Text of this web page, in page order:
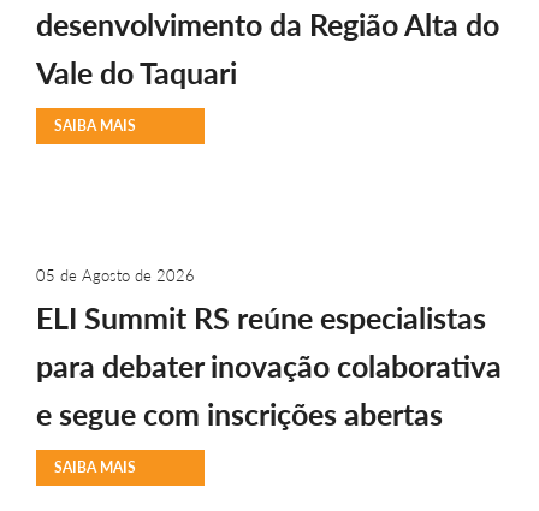
desenvolvimento da Região Alta do
Vale do Taquari
SAIBA MAIS
05 de Agosto de 2026
ELI Summit RS reúne especialistas
para debater inovação colaborativa
e segue com inscrições abertas
SAIBA MAIS